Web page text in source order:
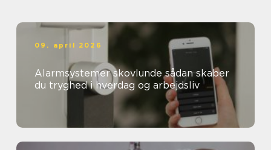
09. april 2026
Alarmsystemer skovlunde sådan skaber
du tryghed i hverdag og arbejdsliv